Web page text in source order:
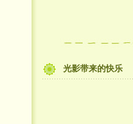
光影带来的快乐